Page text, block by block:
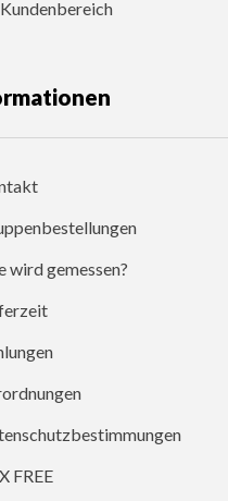
wird gemessen?
FREE